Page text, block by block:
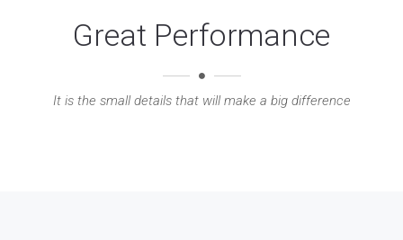
Great Performance
It is the small details that will make a big difference